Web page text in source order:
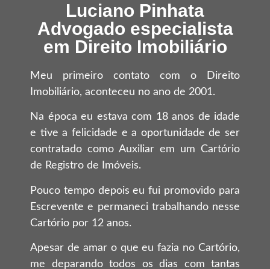
Luciano Pinhata
Advogado especialista
em Direito Imobiliário
Meu primeiro contato com o Direito
Imobiliário, aconteceu no ano de 2001.
Na época eu estava com 18 anos de idade
e tive a felicidade e a oportunidade de ser
contratado como Auxiliar em um Cartório
de Registro de Imóveis.
Pouco tempo depois eu fui promovido para
Escrevente e permaneci trabalhando nesse
Cartório por 12 anos.
Apesar de amar o que eu fazia no Cartório,
me deparando todos os dias com tantas